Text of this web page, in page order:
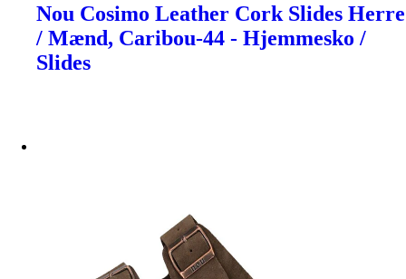
Nou Cosimo Leather Cork Slides Herre
/ Mænd, Caribou-44 - Hjemmesko /
Slides